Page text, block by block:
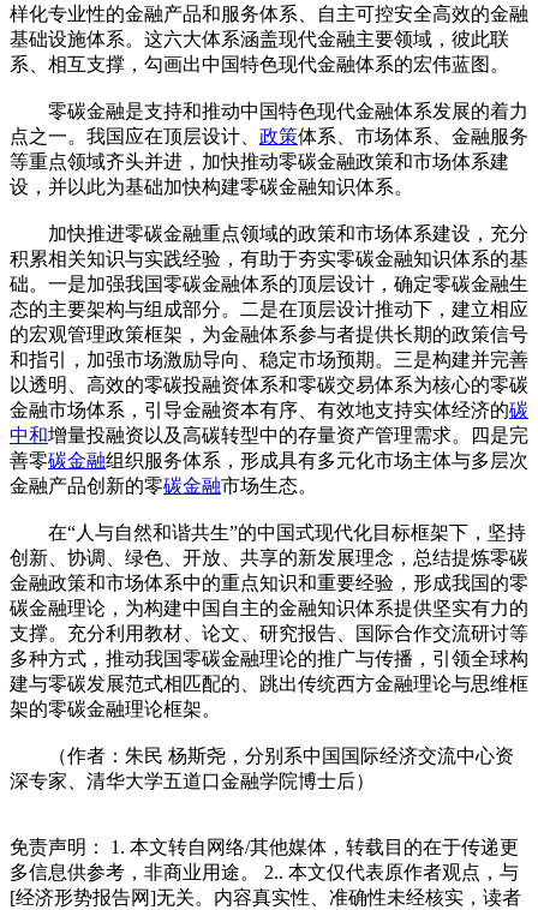
样化专业性的金融产品和服务体系、自主可控安全高效的金融
基础设施体系。这六大体系涵盖现代金融主要领域，彼此联
系、相互支撑，勾画出中国特色现代金融体系的宏伟蓝图。
零碳金融是支持和推动中国特色现代金融体系发展的着力
点之一。我国应在顶层设计、 政策体系、市场体系、金融服务
等重点领域齐头并进，加快推动零碳金融政策和市场体系建
设，并以此为基础加快构建零碳金融知识体系。
加快推进零碳金融重点领域的政策和市场体系建设，充分
积累相关知识与实践经验，有助于夯实零碳金融知识体系的基
础。一是加强我国零碳金融体系的顶层设计，确定零碳金融生
态的主要架构与组成部分。二是在顶层设计推动下，建立相应
的宏观管理政策框架，为金融体系参与者提供长期的政策信号
和指引，加强市场激励导向、稳定市场预期。三是构建并完善
以透明、高效的零碳投融资体系和零碳交易体系为核心的零碳
金融市场体系，引导金融资本有序、有效地支持实体经济的碳
中和增量投融资以及高碳转型中的存量资产管理需求。四是完
善零碳金融组织服务体系，形成具有多元化市场主体与多层次
金融产品创新的零碳金融市场生态。
在“人与自然和谐共生”的中国式现代化目标框架下，坚持
创新、协调、绿色、开放、共享的新发展理念，总结提炼零碳
金融政策和市场体系中的重点知识和重要经验，形成我国的零
碳金融理论，为构建中国自主的金融知识体系提供坚实有力的
支撑。充分利用教材、论文、研究报告、国际合作交流研讨等
多种方式，推动我国零碳金融理论的推广与传播，引领全球构
建与零碳发展范式相匹配的、跳出传统西方金融理论与思维框
架的零碳金融理论框架。
（作者：朱民 杨斯尧，分别系中国国际经济交流中心资
深专家、清华大学五道口金融学院博士后）
免责声明： 1. 本文转自网络/其他媒体，转载目的在于传递更
多信息供参考，非商业用途。 2.. 本文仅代表原作者观点，与
[经济形势报告网]无关。内容真实性、准确性未经核实，读者